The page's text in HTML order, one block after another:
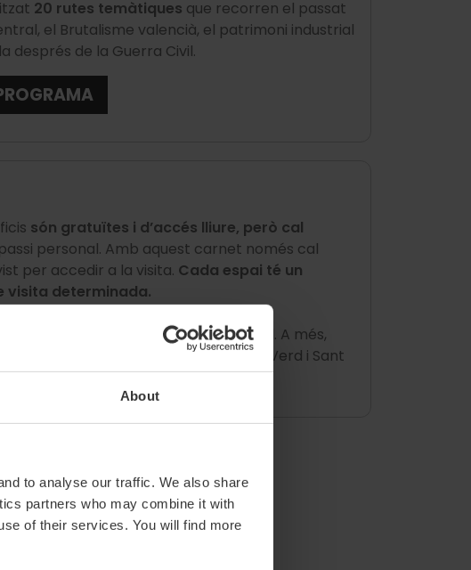
About
to analyse our traffic. We also share
partners who may combine it with
of their services. You will find more
20 rutes temàtiques que recorren el passat
el Brutalisme valencià, el patrimoni industrial
després de la Guerra Civil.
són gratuïtes i d’accés lliure, però cal
personal. Amb aquest carnet només cal
per accedir a la visita. Cada espai té un
visita determinada.
avisos anticipats i del kit del festival. A més,
visitar espais exclusius com l’Espai Verd i Sant
per als Amic OHV.